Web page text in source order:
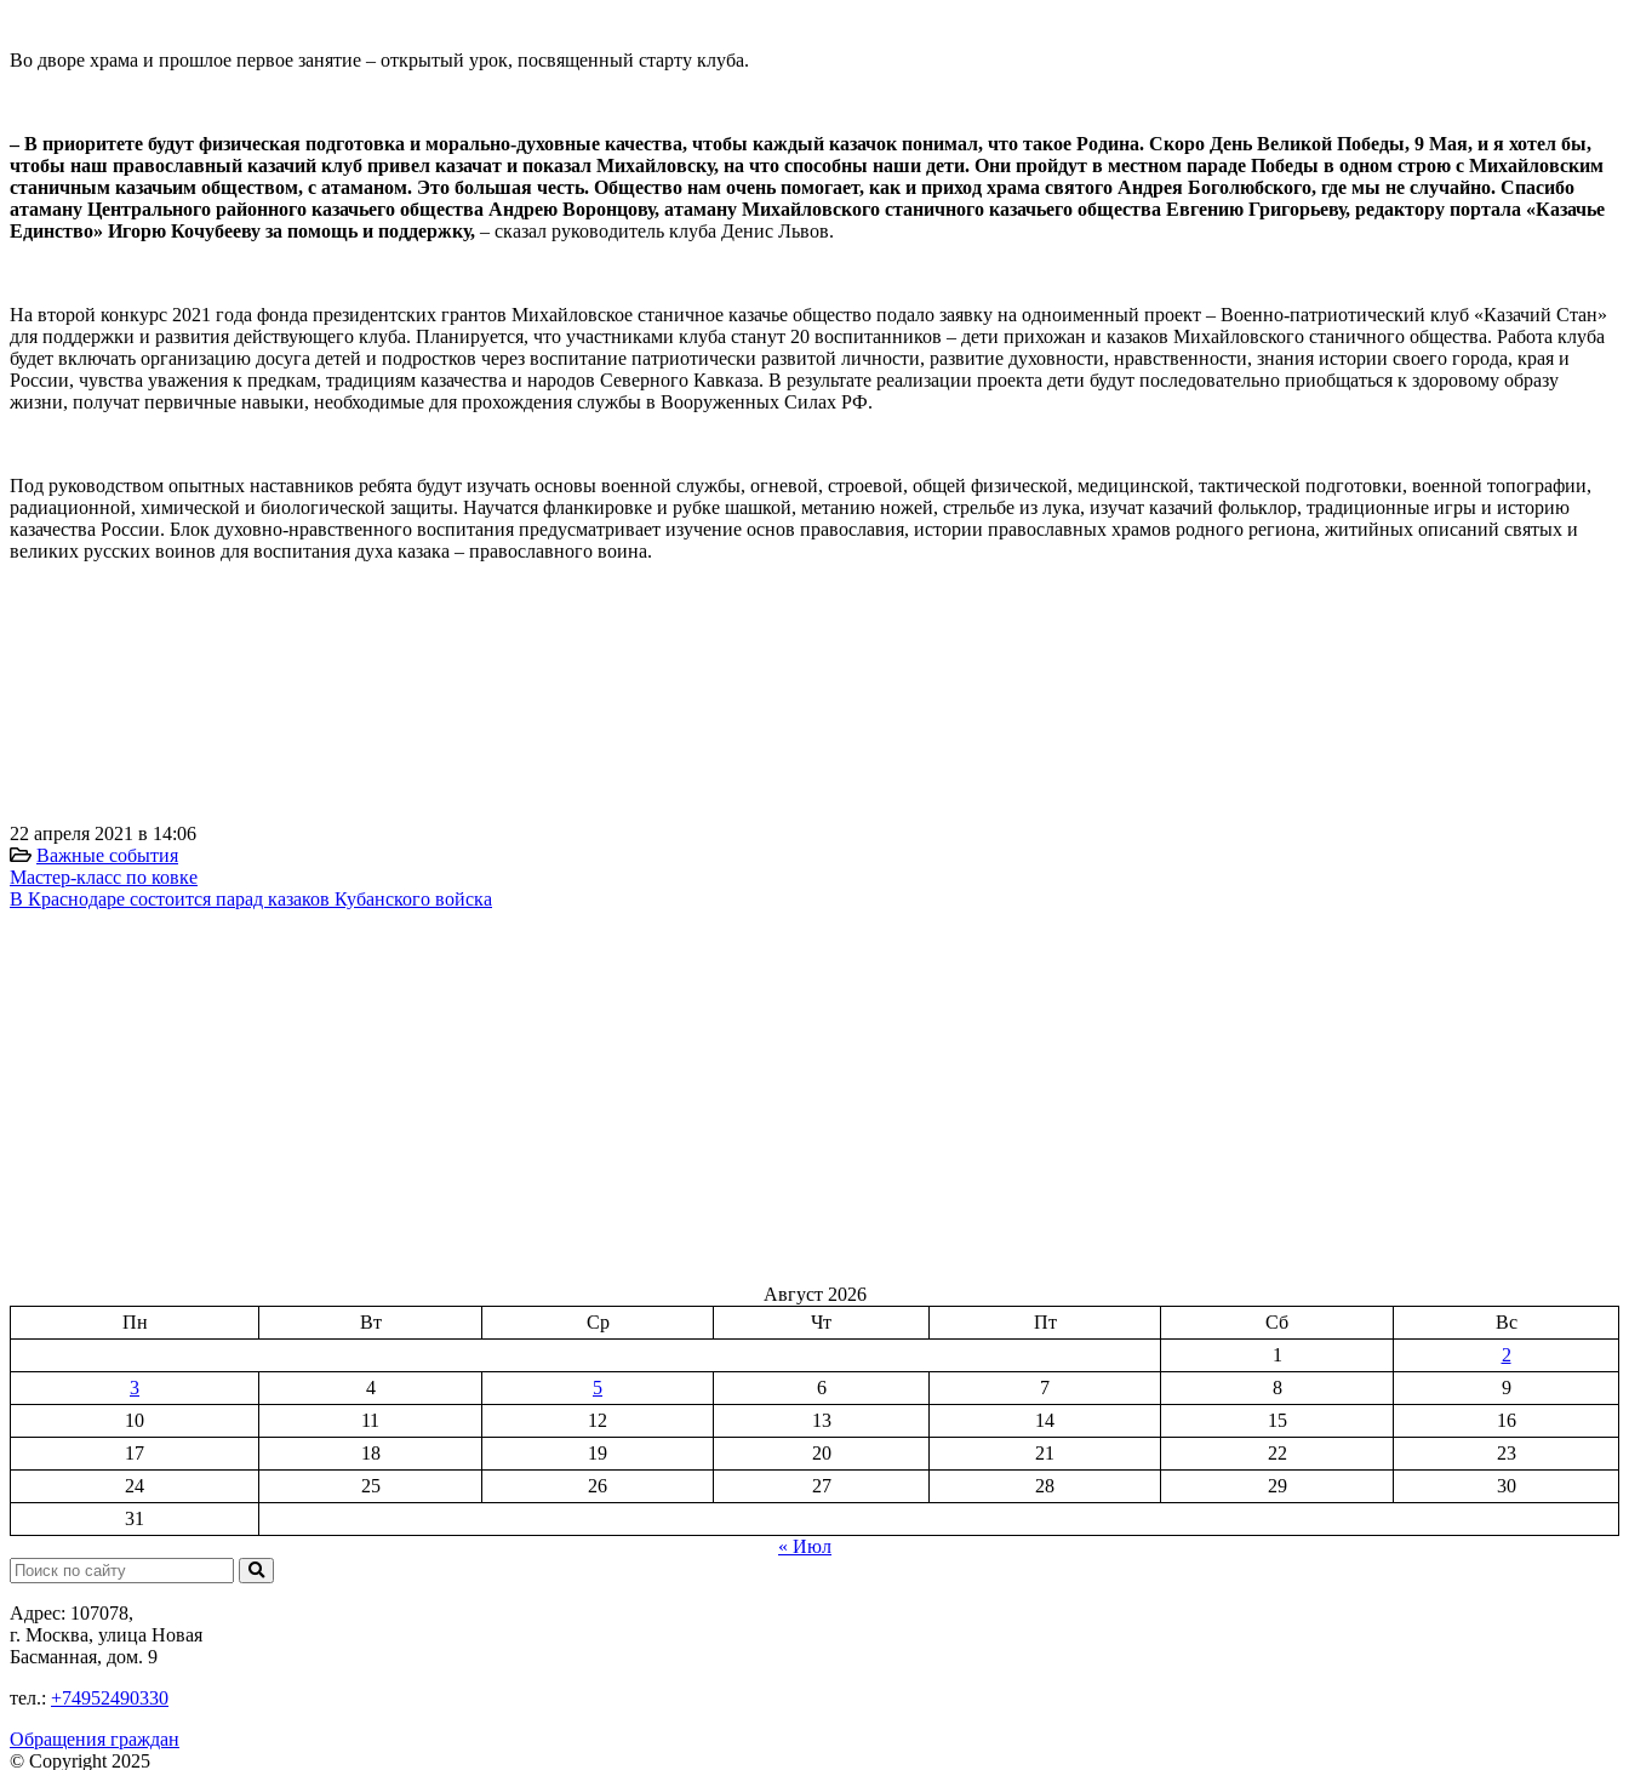
Во дворе храма и прошлое первое занятие – открытый урок, посвященный старту клуба.
– В приоритете будут физическая подготовка и морально-духовные качества, чтобы каждый казачок понимал, что такое Родина. Скоро День Великой Победы, 9 Мая, и я хотел бы,
чтобы наш православный казачий клуб привел казачат и показал Михайловску, на что способны наши дети. Они пройдут в местном параде Победы в одном строю с Михайловским
станичным казачьим обществом, с атаманом. Это большая честь. Общество нам очень помогает, как и приход храма святого Андрея Боголюбского, где мы не случайно. Спасибо
атаману Центрального районного казачьего общества Андрею Воронцову, атаману Михайловского станичного казачьего общества Евгению Григорьеву, редактору портала «Казачье
Единство» Игорю Кочубееву за помощь и поддержку, – сказал руководитель клуба Денис Львов.
На второй конкурс 2021 года фонда президентских грантов Михайловское станичное казачье общество подало заявку на одноименный проект – Военно-патриотический клуб «Казачий Стан»
для поддержки и развития действующего клуба. Планируется, что участниками клуба станут 20 воспитанников – дети прихожан и казаков Михайловского станичного общества. Работа клуба
будет включать организацию досуга детей и подростков через воспитание патриотически развитой личности, развитие духовности, нравственности, знания истории своего города, края и
России, чувства уважения к предкам, традициям казачества и народов Северного Кавказа. В результате реализации проекта дети будут последовательно приобщаться к здоровому образу
жизни, получат первичные навыки, необходимые для прохождения службы в Вооруженных Силах РФ.
Под руководством опытных наставников ребята будут изучать основы военной службы, огневой, строевой, общей физической, медицинской, тактической подготовки, военной топографии,
радиационной, химической и биологической защиты. Научатся фланкировке и рубке шашкой, метанию ножей, стрельбе из лука, изучат казачий фольклор, традиционные игры и историю
казачества России. Блок духовно-нравственного воспитания предусматривает изучение основ православия, истории православных храмов родного региона, житийных описаний святых и
великих русских воинов для воспитания духа казака – православного воина.
22 апреля 2021 в 14:06
Важные события
Мастер-класс по ковке
В Краснодаре состоится парад казаков Кубанского войска
Август 2026
Пн
Вт Ср Чт Пт Сб
Вс
1
2
3
4 5 6 7 8
9
10
11 12 13 14 15
16
17
18 19 20 21 22
23
24
25 26 27 28 29
30
31
« Июл
Поиск:
Адрес: 107078,
г. Москва, улица Новая
Басманная, дом. 9
тел.: +74952490330
Обращения граждан
© Copyright 2025